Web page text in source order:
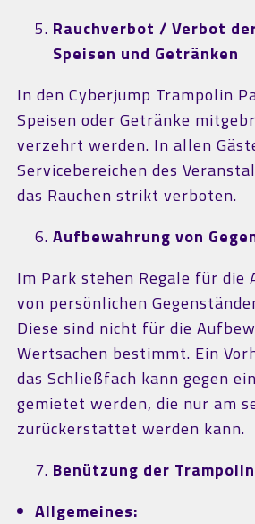
Rauchverbot / Verbot
Speisen und Getränken
In den Cyberjump Trampolin
Speisen oder Getränke
verzehrt werden. In allen
Servicebereichen des
das Rauchen strikt verboten.
Aufbewahrung von
Im Park stehen Regale für die
von persönlichen
Diese sind nicht für die
Wertsachen bestimmt. Ein
das Schließfach kann gegen
gemietet werden, die nur am
zurückerstattet werden kann.
Benützung der
Allgemeines: